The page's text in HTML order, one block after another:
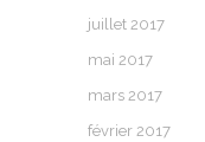
juillet 2017
mai 2017
mars 2017
février 2017